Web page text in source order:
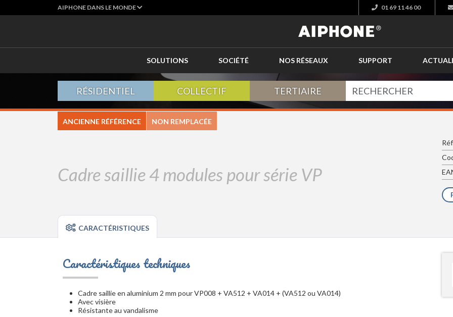
AIPHONE DANS LE MONDE 01 69 11 46 00
SOLUTIONS SOCIÉTÉ NOS RÉSEAUX SUPPORT
RÉSIDENTIEL COLLECTIF TERTIAIRE
ANCIENNE RÉFÉRENCE NON REMPLACÉE
Cadre saillie 4 modules pour série VP
CARACTÉRISTIQUES
Caractéristiques techniques
Cadre saillie en aluminium 2 mm pour VP008 + VA512 + VA014 + (VA512 ou VA014)
Avec visière
Résistante au vandalisme